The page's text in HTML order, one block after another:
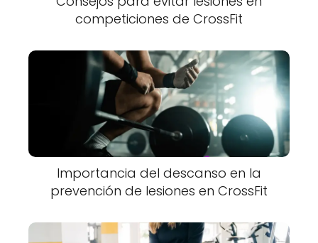
competiciones de CrossFit
Importancia del descanso en la
prevención de lesiones en CrossFit